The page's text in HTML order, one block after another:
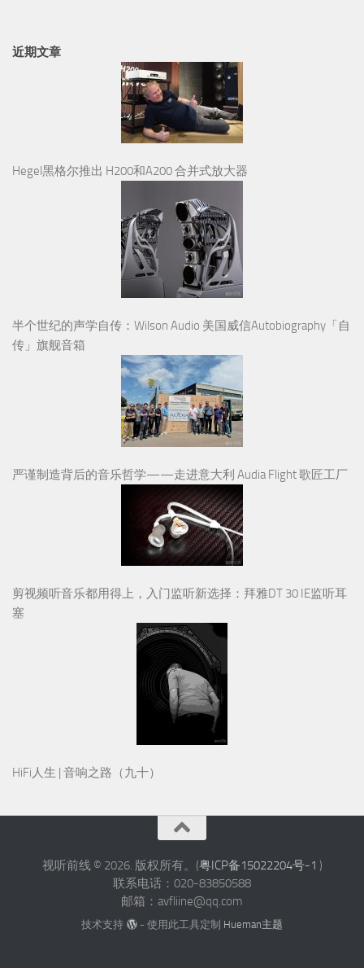
近期文章
Hegel黑格尔推出 H200和A200 合并式放大器
半个世纪的声学自传：Wilson Audio 美国威信Autobiography「自
传」旗舰音箱
严谨制造背后的音乐哲学——走进意大利 Audia Flight 歌匠工厂
剪视频听音乐都用得上，入门监听新选择：拜雅DT 30 IE监听耳
塞
HiFi人生 | 音响之路（九十）
视听前线 © 2026. 版权所有。(粤ICP备15022204号-1 )
联系电话：020-83850588
邮箱：avfliine@qq.com
技术支持 - 使用此工具定制 Hueman主题